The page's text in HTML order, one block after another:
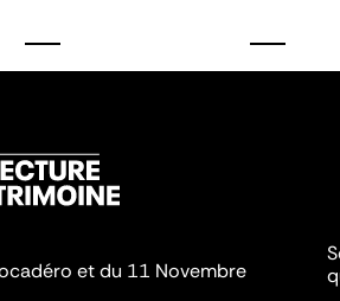
et du 11 Novembre